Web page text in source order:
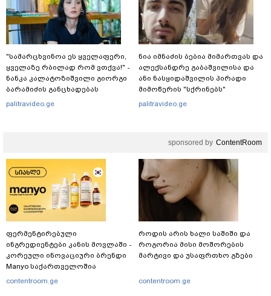
გურამ დადიანიძე გაუჩინარდა?
"სა­მარ­ცხვი­ნოა ეს ყვე­ლა­ფე­რი,
ყვე­ლა­ზე რბი­ლად რომ ვთქვა!" -
ნანკა კალატოზიშვილი გიორგი
ბარამიძის განცხადებას
ეხმაურება
palitravideo.ge
ნია იმნაძის ბებია მიმართვას და
ალექსანდრე გაბაშვილისა და
ანი ნასყიდაშვილის პირადი
მიმოწერის "სქრინებს"
ავრცელებს
palitravideo.ge
sponsored by ContentRoom
ფერმენტირებული
ინგრედიენტები კანის მოვლაში -
კორეული ინოვაციური ბრენდი
Manyo საქართველოშია
contentroom.ge
როდის არის ხალი საშიში და
როგორია მისი მოშორების
მარტივი და უსაფრთხო გზები
contentroom.ge